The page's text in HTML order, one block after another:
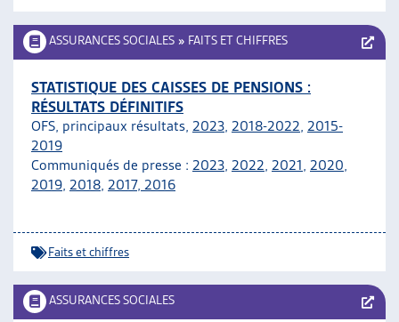
ASSURANCES SOCIALES » FAITS ET CHIFFRES
STATISTIQUE DES CAISSES DE PENSIONS :
RÉSULTATS DÉFINITIFS
OFS, principaux résultats, 2023, 2018-2022, 2015-
2019
Communiqués de presse : 2023, 2022, 2021, 2020,
2019, 2018, 2017, 2016
Faits et chiffres
ASSURANCES SOCIALES